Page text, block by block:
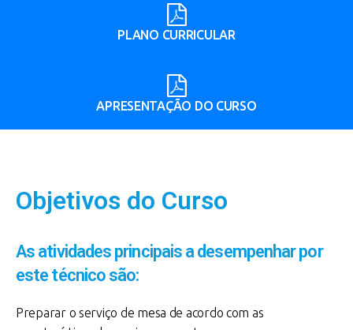
PLANO CURRICULAR
APRESENTAÇÃO DO CURSO
Objetivos do Curso
As atividades principais a desempenhar por
este técnico são:
Preparar o serviço de mesa de acordo com as